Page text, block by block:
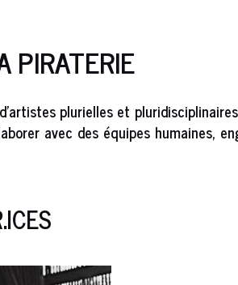
PIRATERIE
plurielles et pluridisciplinaires
avec des équipes humaines,